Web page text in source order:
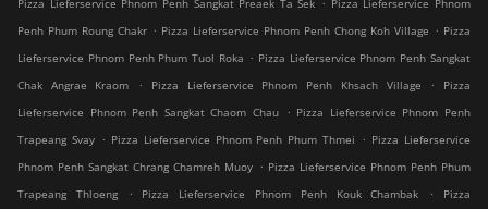
Pizza Lieferservice Phnom Penh Sangkat Preaek Ta Sek
Pizza Lieferservice Phnom
Penh Phum Roung Chakr . Pizza Lieferservice Phnom Penh Chong Koh Village . Pizza
Lieferservice Phnom Penh Phum Tuol Roka . Pizza Lieferservice Phnom Penh Sangkat
Chak Angrae Kraom
. Pizza Lieferservice Phnom Penh Khsach Village .
Pizza
Lieferservice Phnom Penh Sangkat Chaom Chau
. Pizza Lieferservice Phnom Penh
Trapeang Svay . Pizza Lieferservice Phnom Penh Phum Thmei . Pizza Lieferservice
Phnom Penh Sangkat Chrang Chamreh Muoy . Pizza Lieferservice Phnom Penh Phum
Trapeang Thloeng
. Pizza Lieferservice Phnom Penh Kouk Chambak .
Pizza